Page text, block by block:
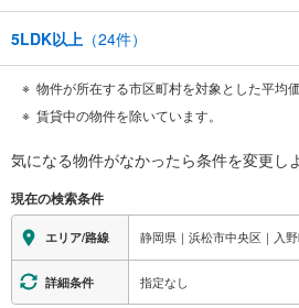
5LDK以上 （24件）
物件が所在する市区町村を対象とした平均
賃貸中の物件を除いています。
気になる物件がなかったら条件を変更し
現在の検索条件
エリア/路線 静岡県｜浜松市中央区｜入
詳細条件 指定なし